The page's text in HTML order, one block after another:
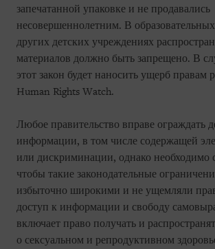
запечатанной упаковке и не продавались
несовершеннолетним. В
других детских учреждениях
материалов должно быть запрещено. В
этот закон будет наносить ущерб правам
Human Rights Watch.
Любое правительство вправе ограждать
информации, в том числе содержащей
или дискриминации, однако необходимо
чтобы такие законодательные
избыточно широкими и не ущемляли
доступ к информации и свободу
включает право получать и
о сексуальном и репродуктивном